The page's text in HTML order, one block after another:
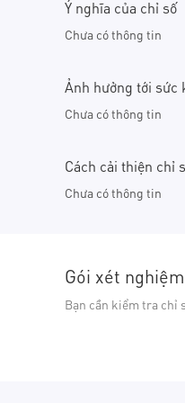
Ý nghĩa của chỉ số
Chưa có thông tin
Ảnh hưởng tới sức
Chưa có thông tin
Cách cải thiện chỉ
Chưa có thông tin
Gói xét
Bạn cần kiểm tra chỉ